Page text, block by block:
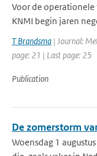
Voor de
KNMI begin jaren
T Brandsma | Journal:
page: 21 | Last page: 25
Publication
De zomerstorm
Woensdag 1